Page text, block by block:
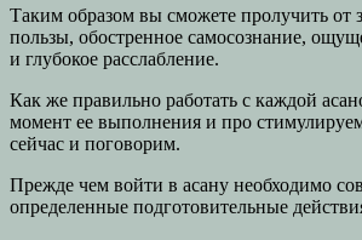
Таким образом вы сможете пролучить от
пользы, обостренное самосознание,
и глубокое расслабление.
Как же правильно работать с каждой
момент ее выполнения и про
сейчас и поговорим.
Прежде чем войти в асану необходимо
определенные подготовительные